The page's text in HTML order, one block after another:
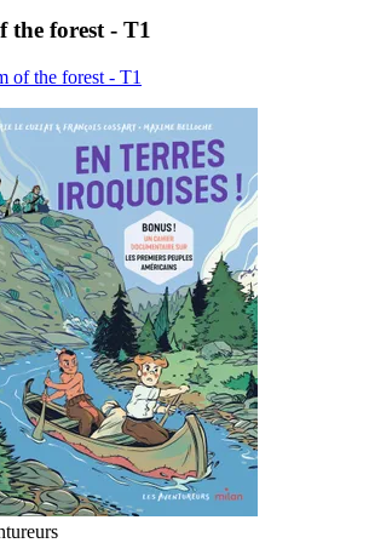
the forest - T1
of the forest - T1